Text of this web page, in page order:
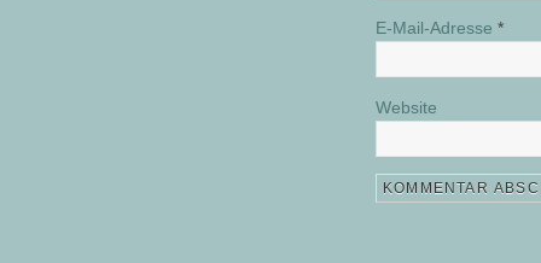
E-Mail-Adresse *
Website